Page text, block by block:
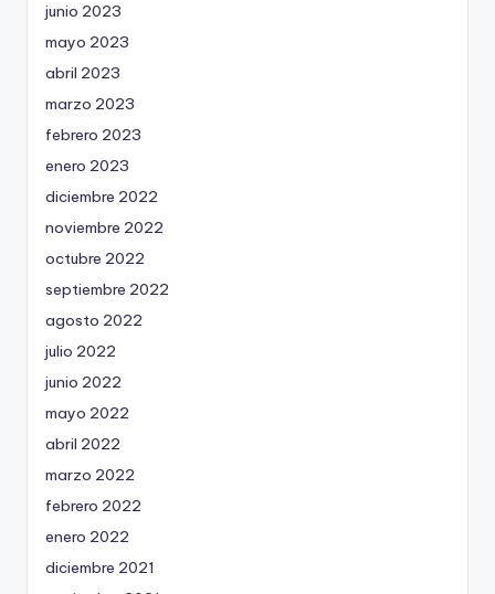
junio 2023
mayo 2023
abril 2023
marzo 2023
febrero 2023
enero 2023
diciembre 2022
noviembre 2022
octubre 2022
septiembre 2022
agosto 2022
julio 2022
junio 2022
mayo 2022
abril 2022
marzo 2022
febrero 2022
enero 2022
diciembre 2021